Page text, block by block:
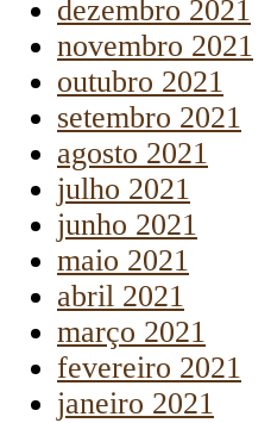
dezembro 2021
novembro 2021
outubro 2021
setembro 2021
agosto 2021
julho 2021
junho 2021
maio 2021
abril 2021
março 2021
fevereiro 2021
janeiro 2021